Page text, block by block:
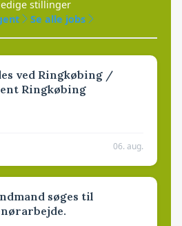
stillinger
Se alle jobs
ved Ringkøbing /
Ringkøbing
06. aug.
søges til